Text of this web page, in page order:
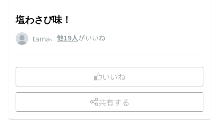
塩わさび味！
tama、 他19人がいいね
いいね
共有する